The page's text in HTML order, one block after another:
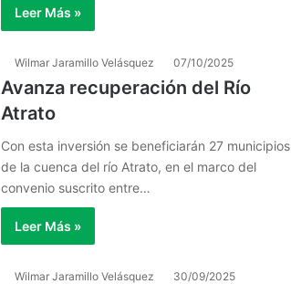
Leer Más »
Wilmar Jaramillo Velásquez 07/10/2025
Avanza recuperación del Río
Atrato
Con esta inversión se beneficiarán 27 municipios
de la cuenca del río Atrato, en el marco del
convenio suscrito entre…
Leer Más »
Wilmar Jaramillo Velásquez 30/09/2025